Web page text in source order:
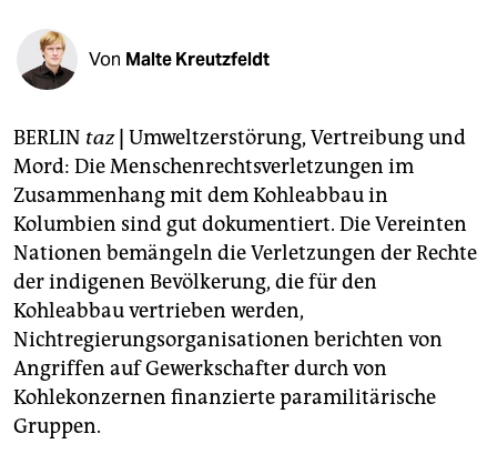
veranstaltungen
shop
unterstützen
abo
genossenschaft
epaper login
Von Malte Kreutzfeldt
BERLIN taz Umweltzerstörung, Vertreibung und
Mord: Die Menschenrechtsverletzungen im
Zusammenhang mit dem Kohleabbau in
Kolumbien sind gut dokumentiert. Die Vereinten
Nationen bemängeln die Verletzungen der Rechte
der indigenen Bevölkerung, die für den
Kohleabbau vertrieben werden,
Nichtregierungsorganisationen berichten von
Angriffen auf Gewerkschafter durch von
Kohlekonzernen finanzierte paramilitärische
Gruppen.